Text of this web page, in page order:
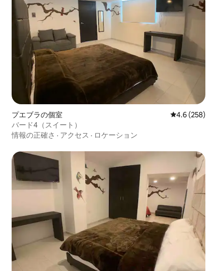
プエブラの個室 レビュー258
4.6 (258)
バード4（スイート）
情報の正確さ · アクセス · ロケーション